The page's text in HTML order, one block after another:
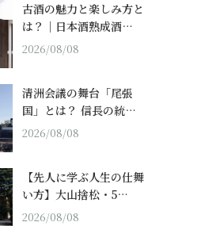
古酒の魅力と楽しみ方と
は？｜日本酒熟成酒…
2026/08/08
清洲会議の舞台「尾張
国」とは？ 信長の統…
2026/08/08
【先人に学ぶ人生の仕舞
い方】大山捨松・5…
2026/08/08